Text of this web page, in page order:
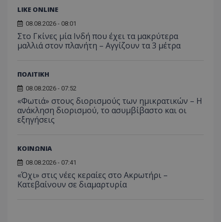
LIKE ONLINE
08.08.2026 - 08:01
Στο Γκίνες μία Ινδή που έχει τα μακρύτερα
μαλλιά στον πλανήτη – Αγγίζουν τα 3 μέτρα
ΠΟΛΙΤΙΚΗ
08.08.2026 - 07:52
«Φωτιά» στους διορισμούς των ημικρατικών – Η
ανάκληση διορισμού, το ασυμβίβαστο και οι
εξηγήσεις
ΚΟΙΝΩΝΙΑ
08.08.2026 - 07:41
«Όχι» στις νέες κεραίες στο Ακρωτήρι –
Κατεβαίνουν σε διαμαρτυρία